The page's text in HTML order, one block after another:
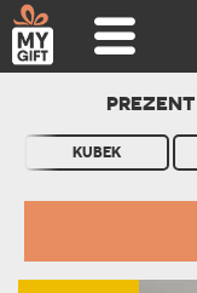
KUBEK